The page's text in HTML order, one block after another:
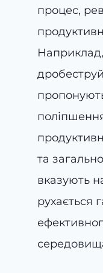
процес,
та
вказують
рухається